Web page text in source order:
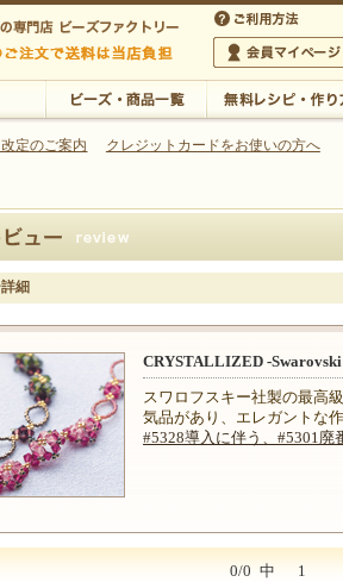
クセサリーの専門店
専門店 ビーズファクトリー 5,000円以上のご注文
5,000円以上のご注文で送料は当店が負担いたします
会員マイページ
定のご案内 クレジットカードをお使いの方へ
細
CRYSTALLIZED -
スワロフスキー社製の最高
気品があり、エレガントな
#5328導入に伴う、#5301廃
0/0 中 1